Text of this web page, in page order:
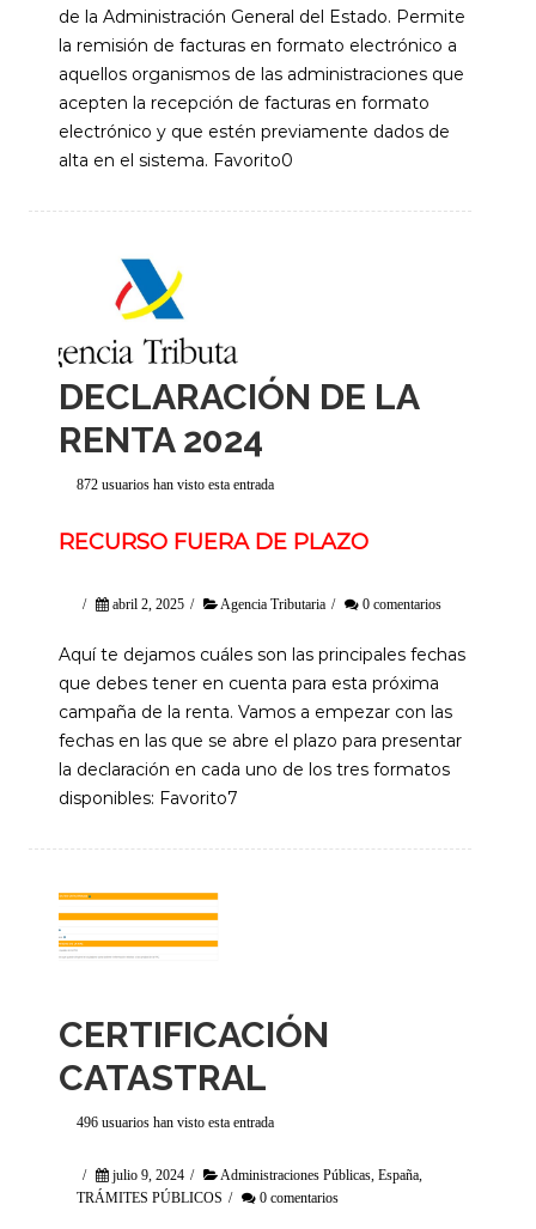
de la Administración General del Estado. Permite
la remisión de facturas en formato electrónico a
aquellos organismos de las administraciones que
acepten la recepción de facturas en formato
electrónico y que estén previamente dados de
alta en el sistema. Favorito0
DECLARACIÓN DE LA
RENTA 2024
872 usuarios han visto esta entrada
RECURSO FUERA DE PLAZO
/ abril 2, 2025 / Agencia Tributaria / 0 comentarios
Aquí te dejamos cuáles son las principales fechas
que debes tener en cuenta para esta próxima
campaña de la renta. Vamos a empezar con las
fechas en las que se abre el plazo para presentar
la declaración en cada uno de los tres formatos
disponibles: Favorito7
CERTIFICACIÓN
CATASTRAL
496 usuarios han visto esta entrada
/ julio 9, 2024 / Administraciones Públicas España
TRÁMITES PÚBLICOS / 0 comentarios